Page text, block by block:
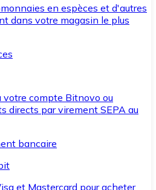
en espèces et d'autres
dans votre magasin le plus
votre compte Bitnovo ou
directs par virement SEPA au
bancaire
et Mastercard pour acheter